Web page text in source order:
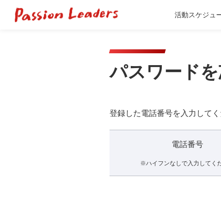
活動スケジュ
パスワード
登録した電話番号を入力して
電話番号
※ハイフンなしで入力してく